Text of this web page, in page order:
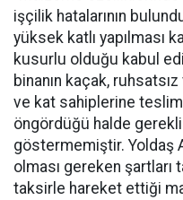
işçilik hatalarının
yüksek katlı yapılması
kusurlu olduğu kabul
binanın kaçak,
ve kat sahiplerine
öngördüğü halde
göstermemiştir. Yoldaş
olması gereken şartları
taksirle hareket ettiği